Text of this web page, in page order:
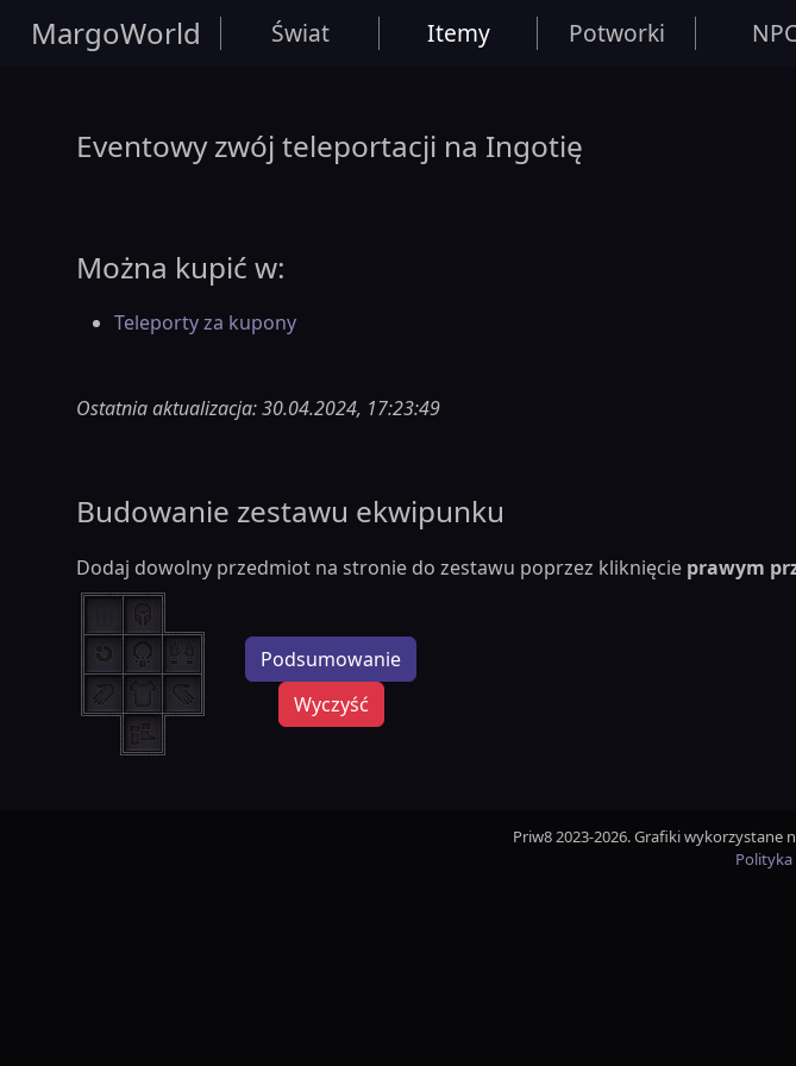
MargoWorld Świat Itemy Potworki
Eventowy zwój teleportacji na Ingotię
Można kupić w:
Teleporty za kupony
Ostatnia aktualizacja: 30.04.2024, 17:23:49
Budowanie zestawu ekwipunku
Dodaj dowolny przedmiot na stronie do zestawu poprzez kliknięcie prawym
Podsumowanie
Wyczyść
Priw8 2023-2026. Grafiki wykorzystane